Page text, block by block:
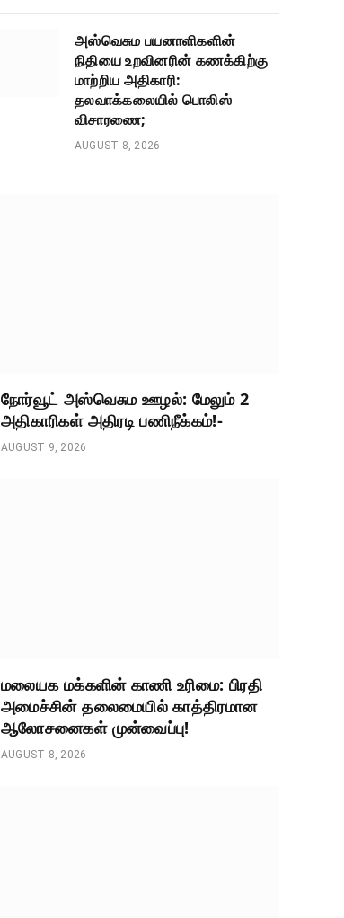
அஸ்வெசும பயனாளிகளின்
நிதியை உறவினரின் கணக்கிற்கு
மாற்றிய அதிகாரி:
தலவாக்கலையில் பொலிஸ்
விசாரணை;
AUGUST 8, 2026
நோர்வூட் அஸ்வெசும ஊழல்: மேலும் 2
அதிகாரிகள் அதிரடி பணிநீக்கம்!-
AUGUST 9, 2026
மலையக மக்களின் காணி உரிமை: பிரதி
அமைச்சின் தலைமையில் காத்திரமான
ஆலோசனைகள் முன்வைப்பு!
AUGUST 8, 2026